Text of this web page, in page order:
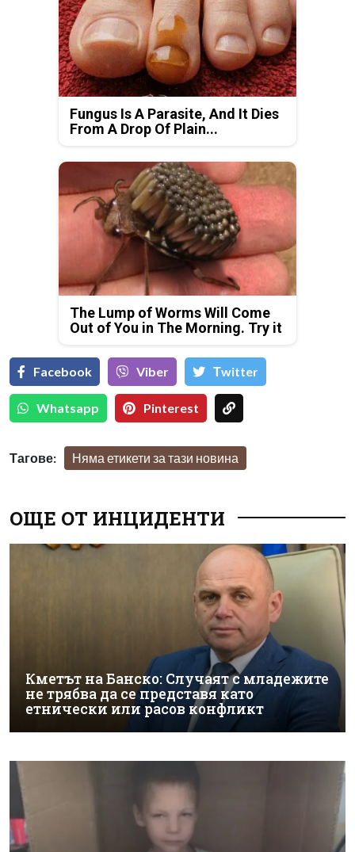
Fungus Is A Parasite, And It Dies
From A Drop Of Plain...
The Lump of Worms Will Come
Out of You in The Morning. Try it
Facebook Viber Тwitter
Whatsapp Pinterest
Тагове: Няма етикети за тази новина
ОЩЕ ОТ ИНЦИДЕНТИ
Кметът на Банско: Случаят с младежите
не трябва да се представя като
етнически или расов конфликт